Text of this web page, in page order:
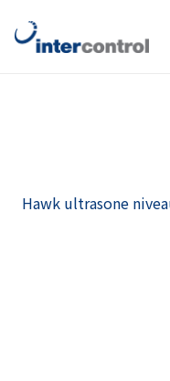
Hawk ultrasone